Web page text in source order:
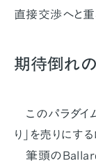
直接交渉へと重
期待倒れの
このパラダイ
り」を売りにす
筆頭のBallard